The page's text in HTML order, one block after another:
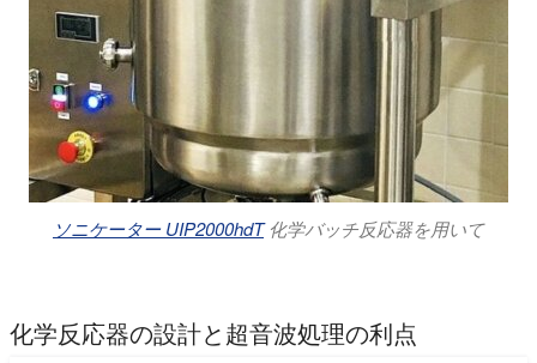
ソニケーター UIP2000hdT化学バッチ反応器を用いて
化学反応器の設計と超音波処理の利点